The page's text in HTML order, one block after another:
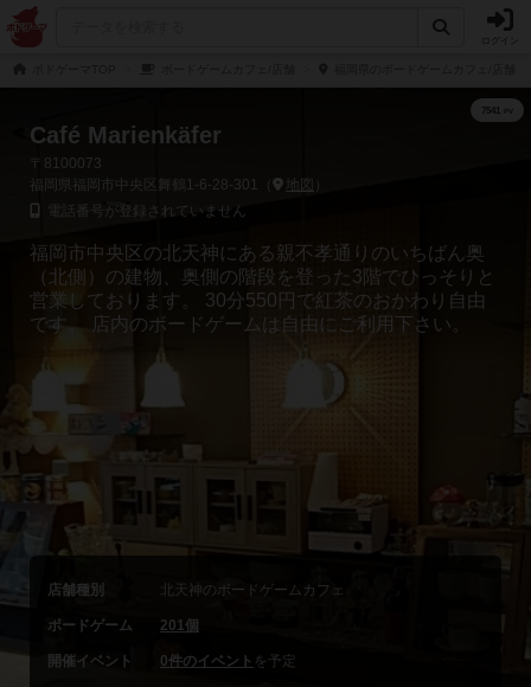
Café Marienkäfer
〒8100073
福岡県福岡市中央区舞鶴1-6-28-301（
地図 ）
電話番号が登録されていません
福岡市中央区の北天神にある親不孝通りのいちばん奥
（北側）の建物、奥側の階段を登った3階でひっそりと
営業しております。 30分550円で紅茶のおかわり自由
です。 店内のボードゲームは自由にご利用下さい。
店舗種別 北天神のボードゲームカフェ
ボードゲーム 201個
開催イベント 0件のイベント を予定